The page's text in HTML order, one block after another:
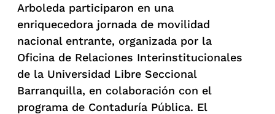
Arboleda participaron en una
enriquecedora jornada de movilidad
nacional entrante, organizada por la
Oficina de Relaciones Interinstitucionales
de la Universidad Libre Seccional
Barranquilla, en colaboración con el
programa de Contaduría Pública. El